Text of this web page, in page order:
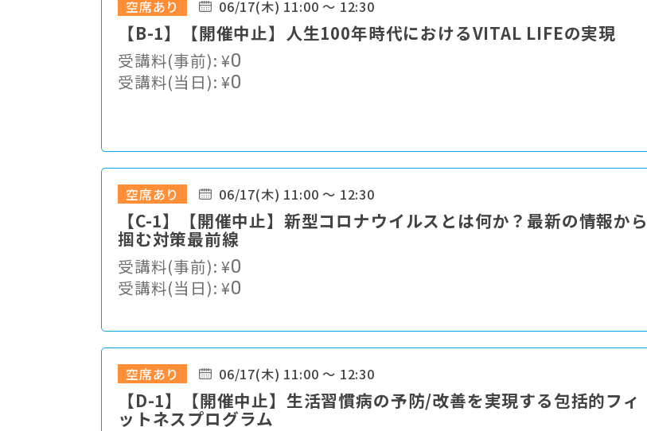
空席あり 06/17(木) 11:00 ～ 12:30
【B-1】【開催中止】人生100年時代におけるVITAL LIFEの実現
受講料(事前):¥0
受講料(当日):¥0
空席あり 06/17(木) 11:00 ～ 12:30
【C-1】【開催中止】新型コロナウイルスとは何か？最新の情報から
掴む対策最前線
受講料(事前):¥0
受講料(当日):¥0
空席あり 06/17(木) 11:00 ～ 12:30
【D-1】【開催中止】生活習慣病の予防/改善を実現する包括的フィ
ットネスプログラム